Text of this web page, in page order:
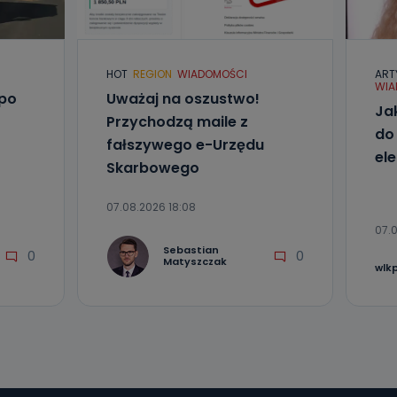
Wolności
od
żądania
0
HOT REGION WIADOMOŚCI
Uważaj na oszustwo!
Przychodzą maile z
fałszywego e-Urzędu
Skarbowego
07.08.2026 18:08
Sebastian
Matyszczak
0